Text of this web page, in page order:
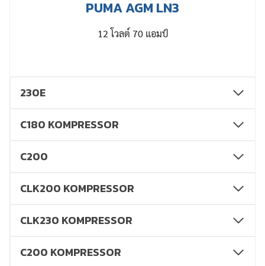
PUMA AGM LN3
12 โวลต์ 70 แอมป์
230E
C180 KOMPRESSOR
C200
CLK200 KOMPRESSOR
CLK230 KOMPRESSOR
C200 KOMPRESSOR